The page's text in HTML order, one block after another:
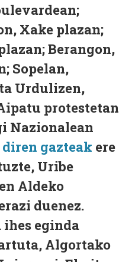
Xake plazan;
Berangon,
Sopelan,
Urdulizen,
protestetan
Nazionalean
gazteak ere
Uribe
Aldeko
duenez.
eginda
Algortako